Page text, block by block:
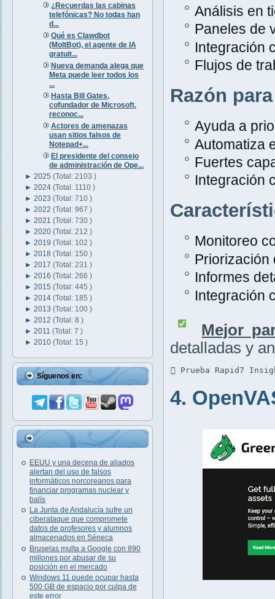
¿Recuerdas las cabinas
telefónicas? No todas han
d...
Qué es Clawdbot
(MoltBot), el agente de IA
gratuit...
Nueva demanda alega que
Meta puede leer todos los
...
Hasta Bill Gates,
cofundador de Microsoft,
reconoc...
Actores de amenazas
usan sitios falsos de
Notepad+...
El presidente del consejo
de administración de Ope...
► 2025 (Total: 2103 )
► 2024 (Total: 1110 )
► 2023 (Total: 710 )
► 2022 (Total: 967 )
► 2021 (Total: 730 )
► 2020 (Total: 212 )
► 2019 (Total: 102 )
► 2018 (Total: 150 )
► 2017 (Total: 231 )
► 2016 (Total: 266 )
► 2015 (Total: 445 )
► 2014 (Total: 185 )
► 2013 (Total: 100 )
► 2012 (Total: 8 )
► 2011 (Total: 7 )
► 2010 (Total: 15 )
Síguenos en:
EEUU y una decena de aliados
alertan del uso de falsos
informáticos norcoreanos para
financiar programas nuclear y
balís
La Junta de Andalucía sufre un
ciberataque que compromete
datos de profesores y alumnos
almacenados en Séneca
Bruselas multa a Google con 890
millones por abusar de su
posición en el mercado
Windows 11 puede ocupar hasta
500 GB de espacio por culpa de
este error
Análisis en
Paneles de
Integración
Flujos de
Razón
Ayuda a
Automatiza
Fuertes
Integración
Monitoreo
Priorización
Informes
Integración
Mejor
detalladas y
 Prueba Rapid7
4.